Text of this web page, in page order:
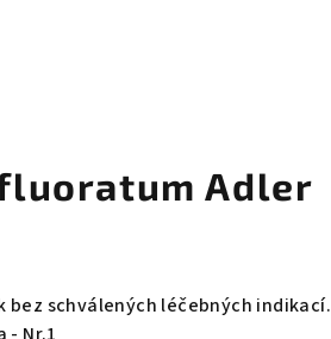
Adler
schválených léčebných indikací.